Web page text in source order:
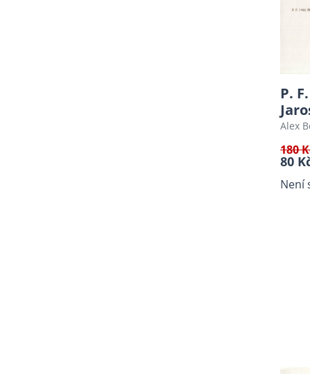
P.
Alex
180
80
Není